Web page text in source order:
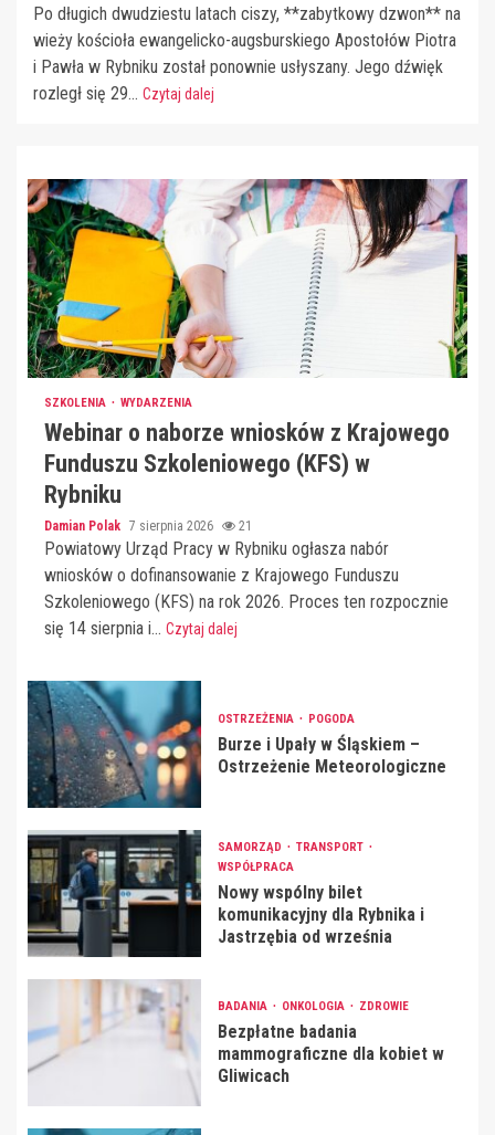
Po długich dwudziestu latach ciszy, **zabytkowy dzwon** na
wieży kościoła ewangelicko-augsburskiego Apostołów Piotra
i Pawła w Rybniku został ponownie usłyszany. Jego dźwięk
rozległ się 29... Czytaj dalej
SZKOLENIA WYDARZENIA
Webinar o naborze wniosków z Krajowego
Funduszu Szkoleniowego (KFS) w
Rybniku
Damian Polak 7 sierpnia 2026 21
Powiatowy Urząd Pracy w Rybniku ogłasza nabór
wniosków o dofinansowanie z Krajowego Funduszu
Szkoleniowego (KFS) na rok 2026. Proces ten rozpocznie
się 14 sierpnia i... Czytaj dalej
OSTRZEŻENIA POGODA
Burze i Upały w Śląskiem –
Ostrzeżenie Meteorologiczne
SAMORZĄD
TRANSPORT
WSPÓŁPRACA
Nowy wspólny bilet
komunikacyjny dla Rybnika i
Jastrzębia od września
BADANIA ONKOLOGIA ZDROWIE
Bezpłatne badania
mammograficzne dla kobiet w
Gliwicach